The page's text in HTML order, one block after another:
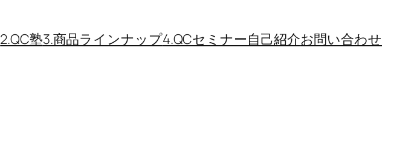
2.QC塾3.商品ラインナップ4.QCセミナー自己紹介お問い合わせ